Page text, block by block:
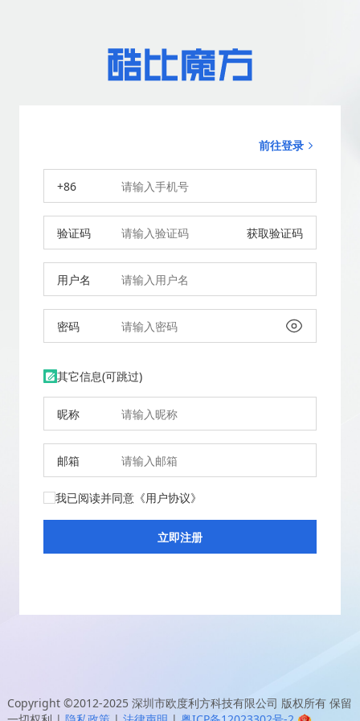
前往登录
+86
验证码 获取验证码
用户名
密码
其它信息(可跳过)
昵称
邮箱
我已阅读并同意 《用户协议》
Copyright ©2012-2025 深圳市欧度利方科技有限公司 版权所有 保留